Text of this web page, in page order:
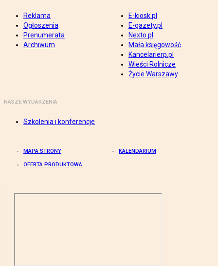
Reklama
Ogłoszenia
Prenumerata
Archiwum
E-kiosk.pl
E-gazety.pl
Nexto.pl
Mała księgowość
Kancelarierp.pl
Wieści Rolnicze
Życie Warszawy
NASZE WYDARZENIA
Szkolenia i konferencje
MAPA STRONY KALENDARIUM
OFERTA PRODUKTOWA